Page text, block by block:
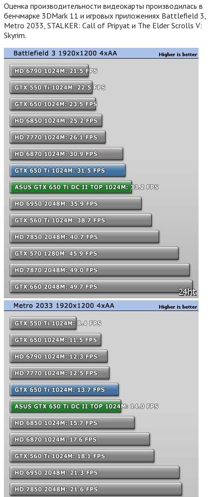
Оценка производительности видеокарты производилась в
бенчмарке 3DMark 11 и игровых приложениях Battlefield 3,
Metro 2033, STALKER: Call of Pripyat и The Elder Scrolls V:
Skyrim.